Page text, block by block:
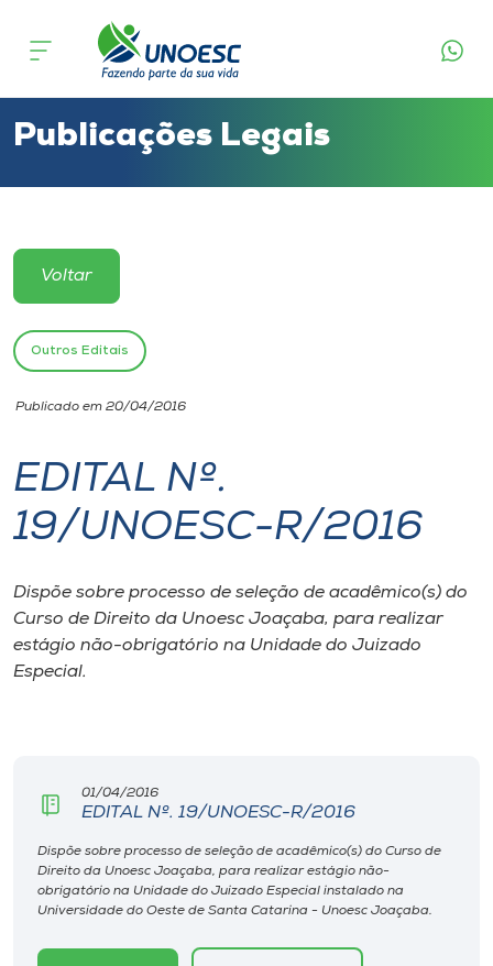
Cursos
Atendimento ao Estudante
Portal de Ensino
Unoesc
Internacionalização
I.nova
Diplomados
Cultura
Biblioteca
Editora
Publicações Legais
Voltar
Outros Editais
Publicado em 20/04/2016
EDITAL Nº.
19/UNOESC-R/2016
Dispõe sobre processo de seleção de acadêmico(s) do
Curso de Direito da Unoesc Joaçaba, para realizar
estágio não-obrigatório na Unidade do Juizado
Especial.
01/04/2016
EDITAL Nº. 19/UNOESC-R/2016
Dispõe sobre processo de seleção de acadêmico(s) do Curso de
Direito da Unoesc Joaçaba, para realizar estágio não-
obrigatório na Unidade do Juizado Especial instalado na
Universidade do Oeste de Santa Catarina - Unoesc Joaçaba.